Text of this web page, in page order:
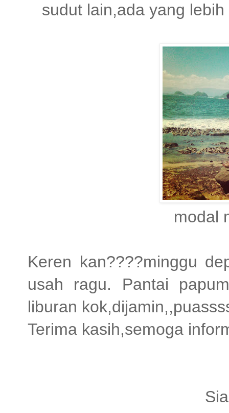
sudut lain,ada yang
modal
Keren kan????minggu
usah ragu. Pantai
liburan
Terima kasih,semoga